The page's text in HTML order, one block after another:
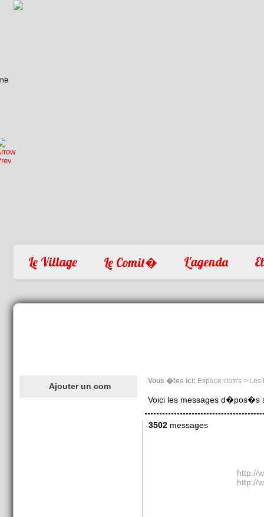
Le Village Le Comit� L'agenda
Vous �tes ici: Espace com's > Les
Voici les messages d�pos�s
3502messages
http://
http://
Ajouter un com